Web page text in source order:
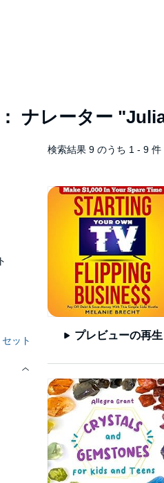
ナレーター
セット
検索結果 9 のうち 1 - 9 件
プレビューの再生